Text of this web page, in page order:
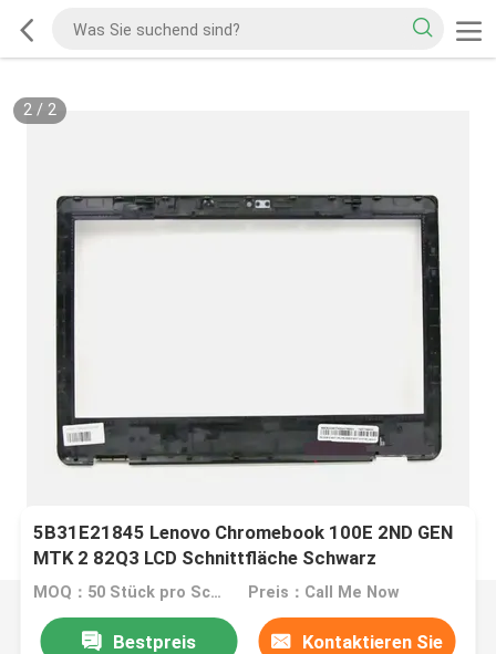
2/ 2
5B31E21845 Lenovo Chromebook 100E 2ND GEN
MTK 2 82Q3 LCD Schnittfläche Schwarz
MOQ：50 Stück pro Schachtel Preis：Call Me Now
Bestpreis Kontaktieren Sie